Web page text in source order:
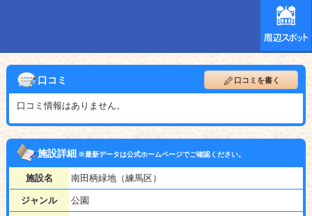
口コミ 口コミを書く
口コミ情報はありません。
施設詳細※最新データは公式ホームページでご確認ください。
施設名 南田柄緑地（練馬区）
ジャンル 公園